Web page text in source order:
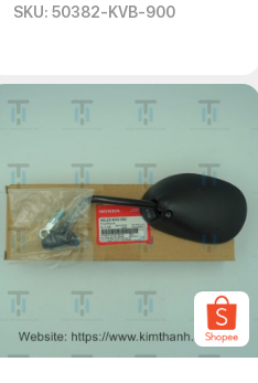
SKU: 50382-KVB-900